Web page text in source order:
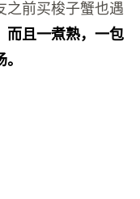
之前买梭子蟹也遇
而且一煮熟，一包